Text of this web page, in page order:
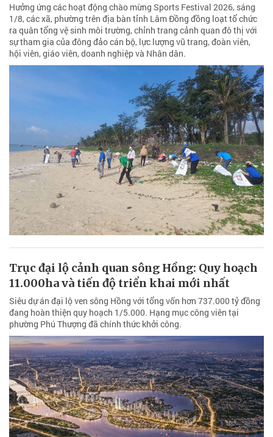
Hưởng ứng các hoạt động chào mừng Sports Festival 2026, sáng
1/8, các xã, phường trên địa bàn tỉnh Lâm Đồng đồng loạt tổ chức
ra quân tổng vệ sinh môi trường, chỉnh trang cảnh quan đô thị với
sự tham gia của đông đảo cán bộ, lực lượng vũ trang, đoàn viên,
hội viên, giáo viên, doanh nghiệp và Nhân dân.
Trục đại lộ cảnh quan sông Hồng: Quy hoạch
11.000ha và tiến độ triển khai mới nhất
Siêu dự án đại lộ ven sông Hồng với tổng vốn hơn 737.000 tỷ đồng
đang hoàn thiện quy hoạch 1/5.000. Hạng mục công viên tại
phường Phú Thượng đã chính thức khởi công.